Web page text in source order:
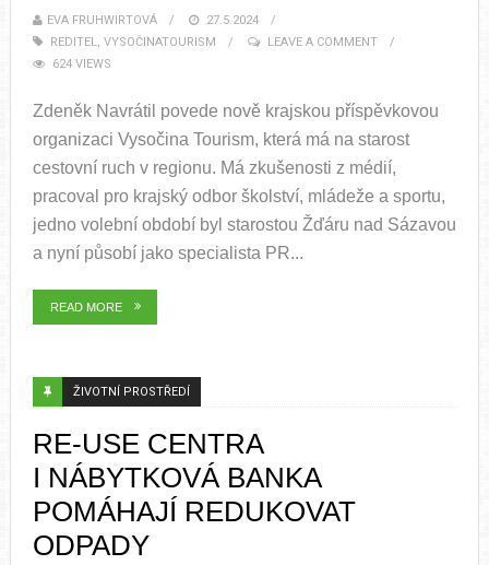
EVA FRUHWIRTOVÁ
27.5.2024
REDITEL, VYSOČINATOURISM
LEAVE A COMMENT
624 VIEWS
Zdeněk Navrátil povede nově krajskou příspěvkovou
organizaci Vysočina Tourism, která má na starost
cestovní ruch v regionu. Má zkušenosti z médií,
pracoval pro krajský odbor školství, mládeže a sportu,
jedno volební období byl starostou Žďáru nad Sázavou
a nyní působí jako specialista PR...
READ MORE
ŽIVOTNÍ PROSTŘEDÍ
RE-USE CENTRA
I NÁBYTKOVÁ BANKA
POMÁHAJÍ REDUKOVAT
ODPADY